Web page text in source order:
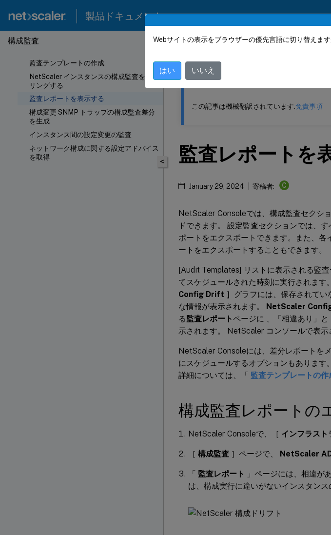
製品ドキュメント
構成監査
監査テンプレートの作成
NetScaler インスタンスの構成監査をポー
リングする
監査レポートを表示する
構成変更 SNMP トラップの構成監査差分
を生成
インスタンス間の設定変更の監査
ネットワーク構成に関する設定アドバイス
を取得
このコンテンツは動的に機械翻訳されています。
NetScaler Console サービス
<
この記事は機械翻訳されています.免責事項
監査レポートを
January 29, 2024 寄稿者: C
NetScaler Consoleでは、構成監査セクシ
ドできます。 設定監査セクションでは、
ポートをエクスポートできます。また、
ートをエクスポートすることもできます。
[Audit Templates] リストに表示される監
てスケジュールされた時刻に実行されます。
Config Drift ］
グラフには、保存されて
な情報が表示されます。 NetScaler
る監査レポートページに 、「相違あり」
示されます。 NetScaler コンソールで表示
NetScaler Consoleには、差分レポートを
にスケジュールするオプションもありま
詳細については、「 監査テンプレートの作
構成監査レポートの
NetScaler Consoleで、［ インフラスト
［ 構成監査 ］ページで、 NetScaler
「 監査レポート
」ページには、相違が
は、構成実行に違いがないインスタンス
Webサイトの表示をブラウザーの優先言語に切り替えま
はい いいえ